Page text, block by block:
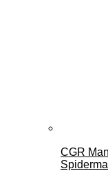
CGR